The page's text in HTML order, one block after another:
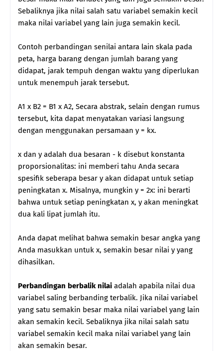
Sebaliknya jika nilai salah satu variabel semakin kecil
maka nilai variabel yang lain juga semakin kecil.
Contoh perbandingan senilai antara lain skala pada
peta, harga barang dengan jumlah barang yang
didapat, jarak tempuh dengan waktu yang diperlukan
untuk menempuh jarak tersebut.
A1 x B2 = B1 x A2, Secara abstrak, selain dengan rumus
tersebut, kita dapat menyatakan variasi langsung
dengan menggunakan persamaan y = kx.
x dan y adalah dua besaran - k disebut konstanta
proporsionalitas: ini memberi tahu Anda secara
spesifik seberapa besar y akan didapat untuk setiap
peningkatan x. Misalnya, mungkin y = 2x: ini berarti
bahwa untuk setiap peningkatan x, y akan meningkat
dua kali lipat jumlah itu.
Anda dapat melihat bahwa semakin besar angka yang
Anda masukkan untuk x, semakin besar nilai y yang
dihasilkan.
Perbandingan berbalik nilai adalah apabila nilai dua
variabel saling berbanding terbalik. Jika nilai variabel
yang satu semakin besar maka nilai variabel yang lain
akan semakin kecil. Sebaliknya jika nilai salah satu
variabel semakin kecil maka nilai variabel yang lain
akan semakin besar.